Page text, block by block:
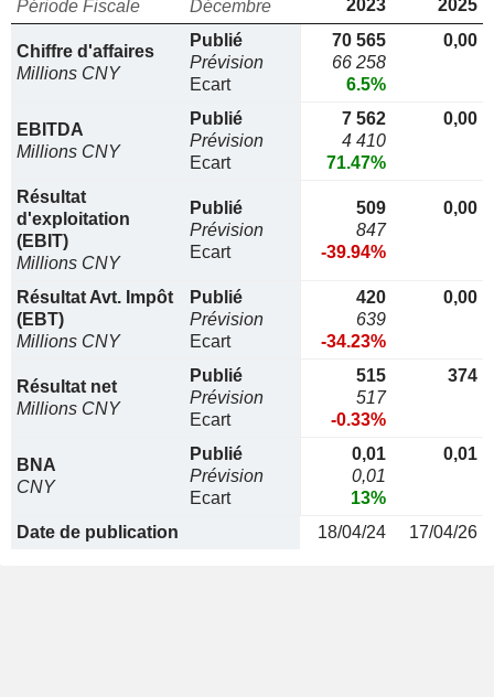
Période Fiscale Décembre 2023 2025
Chiffre d'affaires
Millions CNY
Publié
Prévision
Ecart
70 565
66 258
6.5%
0,00
EBITDA
Millions CNY
Publié
Prévision
Ecart
7 562
4 410
71.47%
0,00
Résultat
d'exploitation
(EBIT)
Millions CNY
Publié
Prévision
Ecart
509
847
-39.94%
0,00
Résultat Avt. Impôt
(EBT)
Millions CNY
Publié
Prévision
Ecart
420
639
-34.23%
0,00
Résultat net
Millions CNY
Publié
Prévision
Ecart
515
517
-0.33%
374
BNA
CNY
Publié
Prévision
Ecart
0,01
0,01
13%
0,01
Date de publication 18/04/24 17/04/26